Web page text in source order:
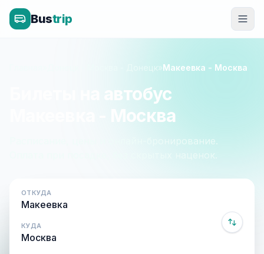
Bustrip
Донецк - Москва - Донецк»Макеевка - Москва
Билеты на автобус
Макеевка - Москва
Расписание, цены и онлайн-бронирование.
Оплата при посадке, без скрытых наценок.
ОТКУДА
КУДА